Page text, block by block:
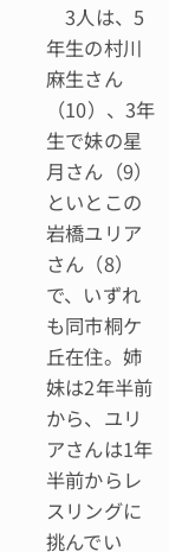
3人は、5
年生の村川
麻生さん
（10）、3年
生で妹の星
月さん（9）
といとこの
岩橋ユリア
さん（8）
で、いずれ
も同市桐ケ
丘在住。姉
妹は2年半前
から、ユリ
アさんは1年
半前からレ
スリングに
挑んでい